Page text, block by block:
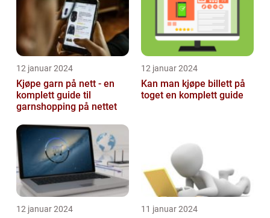
12 januar 2024
Kjøpe garn på nett - en
komplett guide til
garnshopping på nettet
12 januar 2024
Kan man kjøpe billett på
toget en komplett guide
12 januar 2024 11 januar 2024